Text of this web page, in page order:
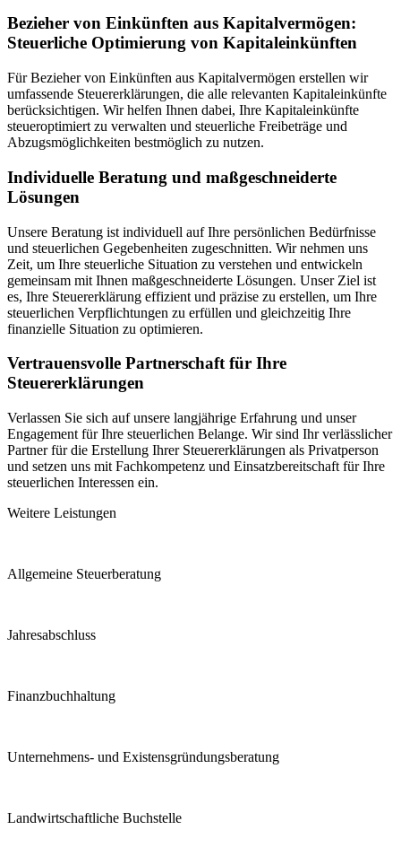
Bezieher von Einkünften aus Kapitalvermögen:
Steuerliche Optimierung von Kapitaleinkünften
Für Bezieher von Einkünften aus Kapitalvermögen erstellen wir
umfassende Steuererklärungen, die alle relevanten Kapitaleinkünfte
berücksichtigen. Wir helfen Ihnen dabei, Ihre Kapitaleinkünfte
steueroptimiert zu verwalten und steuerliche Freibeträge und
Abzugsmöglichkeiten bestmöglich zu nutzen.
Individuelle Beratung und maßgeschneiderte
Lösungen
Unsere Beratung ist individuell auf Ihre persönlichen Bedürfnisse
und steuerlichen Gegebenheiten zugeschnitten. Wir nehmen uns
Zeit, um Ihre steuerliche Situation zu verstehen und entwickeln
gemeinsam mit Ihnen maßgeschneiderte Lösungen. Unser Ziel ist
es, Ihre Steuererklärung effizient und präzise zu erstellen, um Ihre
steuerlichen Verpflichtungen zu erfüllen und gleichzeitig Ihre
finanzielle Situation zu optimieren.
Vertrauensvolle Partnerschaft für Ihre
Steuererklärungen
Verlassen Sie sich auf unsere langjährige Erfahrung und unser
Engagement für Ihre steuerlichen Belange. Wir sind Ihr verlässlicher
Partner für die Erstellung Ihrer Steuererklärungen als Privatperson
und setzen uns mit Fachkompetenz und Einsatzbereitschaft für Ihre
steuerlichen Interessen ein.
Weitere Leistungen
Allgemeine Steuerberatung
Jahresabschluss
Finanzbuchhaltung
Unternehmens- und Existensgründungsberatung
Landwirtschaftliche Buchstelle